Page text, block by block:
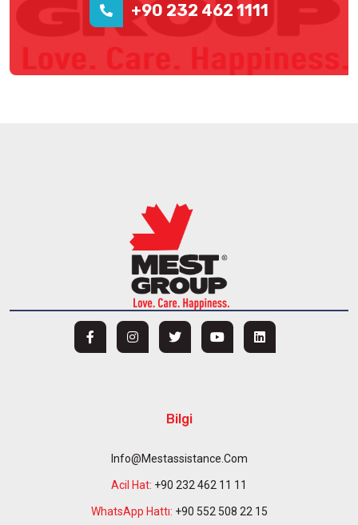
+90 232 462 1111
Bilgi
Info@mestassistance.com
Acil Hat: +90 232 462 11 11
WhatsApp Hattı: +90 552 508 22 15